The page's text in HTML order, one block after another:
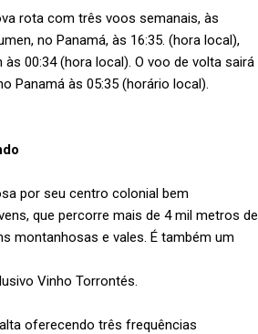
rota com três voos semanais, às
no Panamá, às 16:35. (hora local),
00:34 (hora local). O voo de volta sairá
Panamá às 05:35 (horário local).
por seu centro colonial bem
que percorre mais de 4 mil metros de
montanhosas e vales. É também um
Vinho Torrontés.
oferecendo três frequências